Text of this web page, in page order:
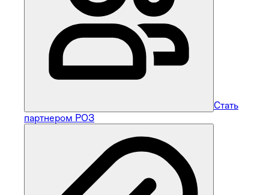
Стать
партнером РОЗ